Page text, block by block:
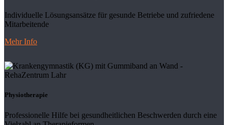
Individuelle Lösungsansätze für gesunde Betriebe und zufriedene
Mitarbeitende
Mehr Info
Physiotherapie
Professionelle Hilfe bei gesundheitlichen Beschwerden durch eine